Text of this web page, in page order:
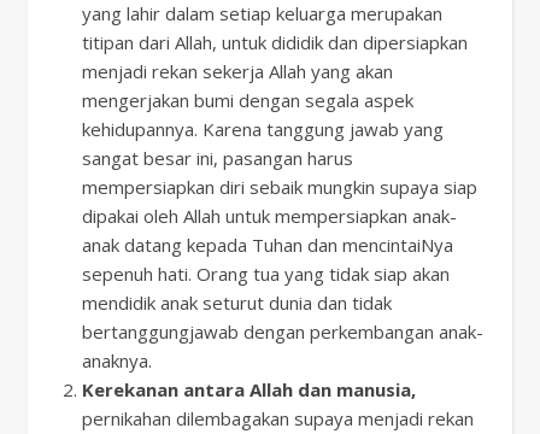
yang lahir dalam setiap keluarga merupakan
titipan dari Allah, untuk dididik dan dipersiapkan
menjadi rekan sekerja Allah yang akan
mengerjakan bumi dengan segala aspek
kehidupannya. Karena tanggung jawab yang
sangat besar ini, pasangan harus
mempersiapkan diri sebaik mungkin supaya siap
dipakai oleh Allah untuk mempersiapkan anak-
anak datang kepada Tuhan dan mencintaiNya
sepenuh hati. Orang tua yang tidak siap akan
mendidik anak seturut dunia dan tidak
bertanggungjawab dengan perkembangan anak-
anaknya.
Kerekanan antara Allah dan manusia,
pernikahan dilembagakan supaya menjadi rekan